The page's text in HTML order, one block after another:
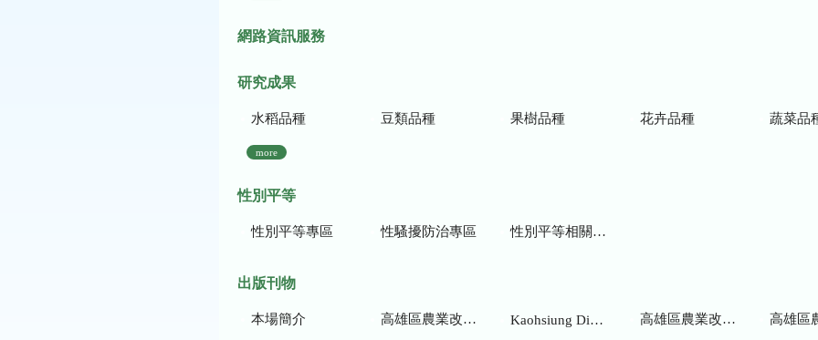
網路資訊服務
研究成果
水稻品種 豆類品種 果樹品種 花卉品種 蔬菜品
more
性別平等
性別平等專區 性騷擾防治專區 性別平等相關網站
出版刊物
本場簡介 高雄區農業改良場研究彙報 Kaohsiung District Agricultural Research and Extension Station 高雄區農業改良場年報 高雄區